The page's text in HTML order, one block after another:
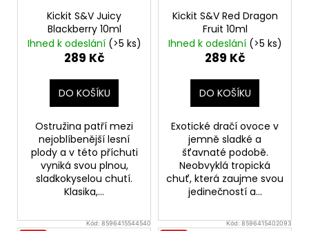
Kickit S&V Juicy
Blackberry 10ml
Ihned k odeslání (>5 ks)
289 Kč
DO KOŠÍKU
Ostružina patří mezi
nejoblíbenější lesní
plody a v této příchuti
vyniká svou plnou,
sladkokyselou chutí.
Klasika,...
Kickit S&V Red Dragon
Fruit 10ml
Ihned k odeslání (>5 ks)
289 Kč
DO KOŠÍKU
Exotické dračí ovoce v
jemně sladké a
šťavnaté podobě.
Neobvyklá tropická
chuť, která zaujme svou
jedinečností a...
Kód: 8596415544540
Kód: 8596415402093